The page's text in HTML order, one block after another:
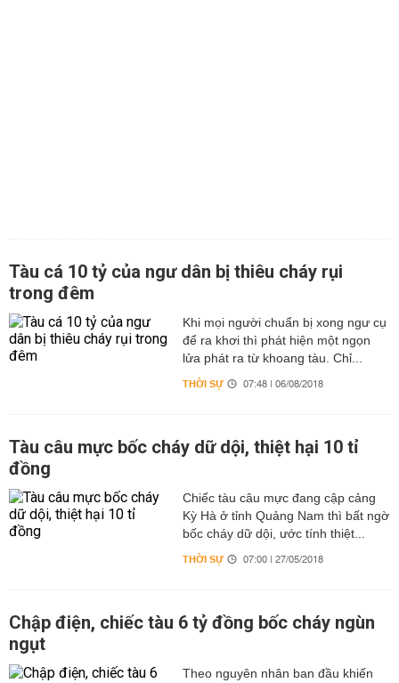
Tàu cá 10 tỷ của ngư dân bị thiêu cháy rụi
trong đêm
Khi mọi người chuẩn bị xong ngư cụ
để ra khơi thì phát hiện một ngọn
lửa phát ra từ khoang tàu. Chỉ...
THỜI SỰ 07:48 | 06/08/2018
Tàu câu mực bốc cháy dữ dội, thiệt hại 10 tỉ
đồng
Chiếc tàu câu mực đang cập cảng
Kỳ Hà ở tỉnh Quảng Nam thì bất ngờ
bốc cháy dữ dội, ước tính thiệt...
THỜI SỰ 07:00 | 27/05/2018
Chập điện, chiếc tàu 6 tỷ đồng bốc cháy ngùn
ngụt
Theo nguyên nhân ban đầu khiến